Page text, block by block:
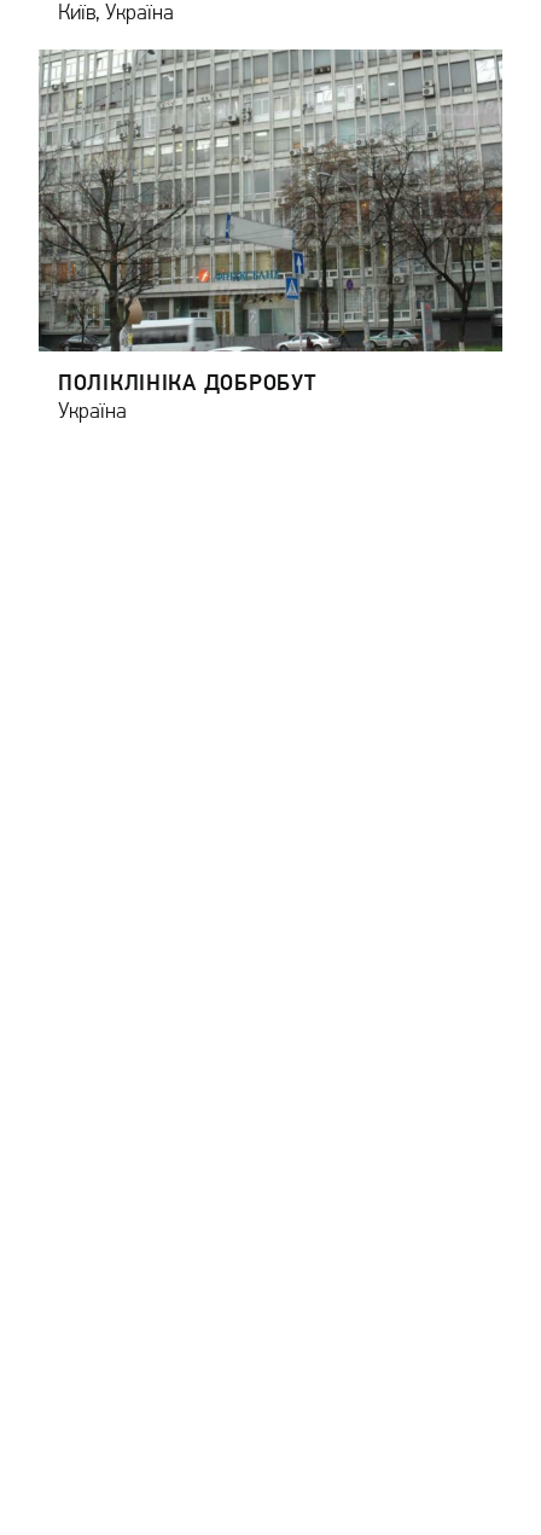
Київ, Україна
ПОЛІКЛІНІКА ДОБРОБУТ
Україна